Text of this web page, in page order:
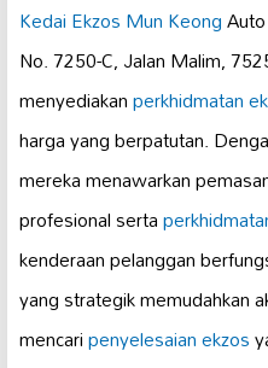
Kedai Ekzos Mun Keong
No. 7250-C, Jalan Malim,
menyediakanperkhidmatan
harga yang berpatutan.
mereka menawarkan
profesional serta
kenderaan pelanggan
yang strategik memudahkan
mencaripenyelesaian ekzos